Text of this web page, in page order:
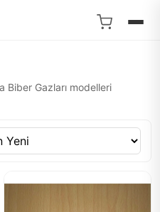
Biber Gazları modelleri